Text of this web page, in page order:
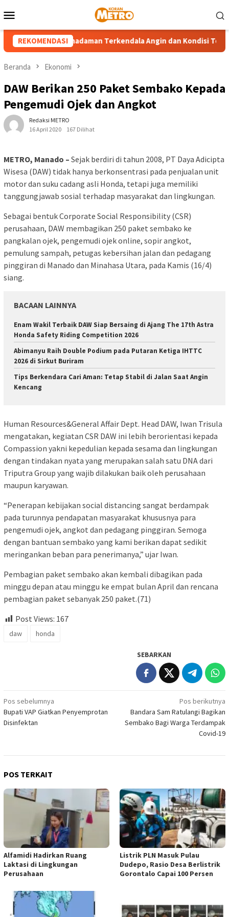
ke
Mobile
REKOMENDASI
Upaya Pemadaman Terkendala Angin dan Kondisi Topografi
Beranda Ekonomi
DAW Berikan 250 Paket Sembako Kepada
Pengemudi Ojek dan Angkot
Redaksi METRO
16 April 2020
167 Dilihat
METRO, Manado – Sejak berdiri di tahun 2008, PT Daya Adicipta
Wisesa (DAW) tidak hanya berkonsentrasi pada penjualan unit
motor dan suku cadang asli Honda, tetapi juga memiliki
tanggungjawab sosial terhadap masyarakat dan lingkungan.
Sebagai bentuk Corporate Social Responsibility (CSR)
perusahaan, DAW membagikan 250 paket sembako ke
pangkalan ojek, pengemudi ojek online, sopir angkot,
pemulung sampah, petugas kebersihan jalan dan pedagang
pinggiran di Manado dan Minahasa Utara, pada Kamis (16/4)
siang.
BACAAN LAINNYA
Enam Wakil Terbaik DAW Siap Bersaing di Ajang The 17th Astra
Honda Safety Riding Competition 2026
Abimanyu Raih Double Podium pada Putaran Ketiga IHTTC
2026 di Sirkut Buriram
Tips Berkendara Cari Aman: Tetap Stabil di Jalan Saat Angin
Kencang
Human Resources&General Affair Dept. Head DAW, Iwan Trisula
mengatakan, kegiatan CSR DAW ini lebih berorientasi kepada
Compassion yakni kepedulian kepada sesama dan lingkungan
dengan tindakan nyata yang merupakan salah satu DNA dari
Triputra Group yang wajib dilakukan baik oleh perusahaan
maupun karyawan.
“Penerapan kebijakan social distancing sangat berdampak
pada turunnya pendapatan masyarakat khususnya para
pengemudi ojek, angkot dan pedagang pinggiran. Semoga
dengan bantuan sembako yang kami berikan dapat sedikit
meringankan beban para penerimanya,” ujar Iwan.
Pembagian paket sembako akan kembali dibagikan pada
minggu depan atau minggu ke empat bulan April dan rencana
pembagian paket sebanyak 250 paket.(71)
Post Views: 167
daw honda
SEBARKAN
Navigasi
pos
Pos sebelumnya
Bupati VAP Giatkan Penyemprotan
Disinfektan
Pos berikutnya
Bandara Sam Ratulangi Bagikan
Sembako Bagi Warga Terdampak
Covid-19
POS TERKAIT
Alfamidi Hadirkan Ruang
Laktasi di Lingkungan
Perusahaan
Listrik PLN Masuk Pulau
Dudepo, Rasio Desa Berlistrik
Gorontalo Capai 100 Persen